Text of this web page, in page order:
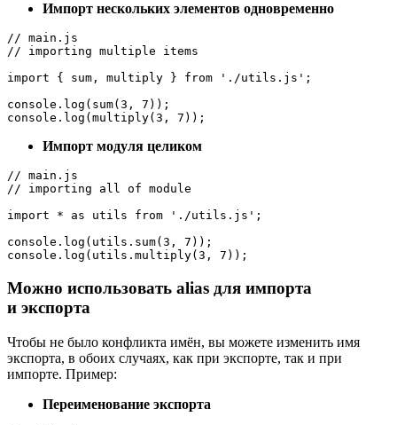
Импорт нескольких элементов одновременно
// main.js
// importing multiple items
import { sum, multiply } from './utils.js';
console.log(sum(3, 7));
console.log(multiply(3, 7));
Импорт модуля целиком
// main.js
// importing all of module
import * as utils from './utils.js';
console.log(utils.sum(3, 7));
console.log(utils.multiply(3, 7));
Можно использовать alias для импорта
и экспорта
Чтобы не было конфликта имён, вы можете изменить имя
экспорта, в обоих случаях, как при экспорте, так и при
импорте. Пример:
Переименование экспорта